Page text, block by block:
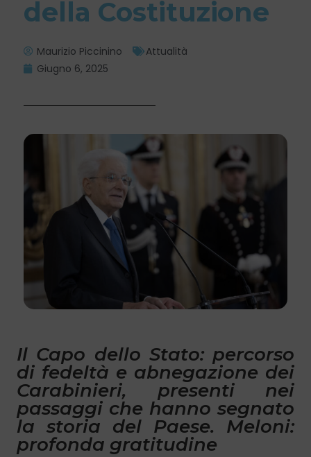
della Costituzione
Maurizio Piccinino
Attualità
Giugno 6, 2025
Il Capo dello Stato: percorso
di fedeltà e abnegazione dei
Carabinieri, presenti nei
passaggi che hanno segnato
la storia del Paese. Meloni:
profonda gratitudine